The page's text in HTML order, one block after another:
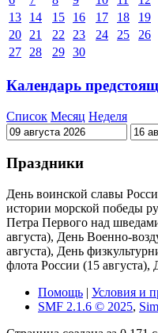
13
14 15 16 17 18
19
20
21 22 23 24 25
26
27
28 29 30
Календарь
Список Месяц Неделя
Праздники
День воинской славы
истории морской победы
Петра Первого над
августа), День Военно-
августа), День
флота России (15 августа),
Помощь | Условия и
SMF 2.1.6 © 2025,